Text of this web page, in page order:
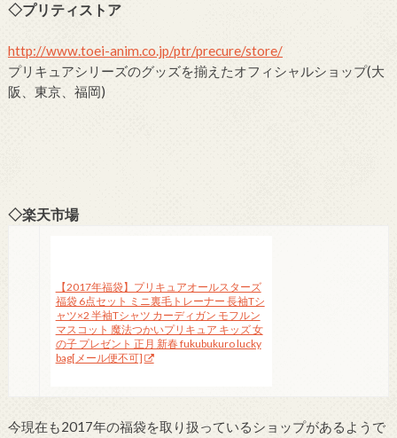
◇プリティストア
http://www.toei-anim.co.jp/ptr/precure/store/
プリキュアシリーズのグッズを揃えたオフィシャルショップ(大
阪、東京、福岡)
◇楽天市場
【2017年福袋】プリキュアオールスターズ
福袋 6点セット ミニ裏毛トレーナー 長袖Tシ
ャツ×2 半袖Tシャツ カーディガン モフルン
マスコット 魔法つかいプリキュア キッズ 女
の子 プレゼント 正月 新春 fukubukuro lucky
bag[メール便不可]
今現在も2017年の福袋を取り扱っているショップがあるようで